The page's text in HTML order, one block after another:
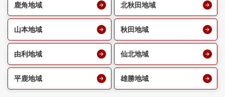
鹿角地域 北秋田地域
山本地域 秋田地域
由利地域 仙北地域
平鹿地域 雄勝地域